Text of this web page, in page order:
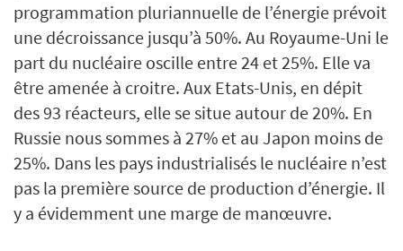
programmation pluriannuelle de l’énergie prévoit
une décroissance jusqu’à 50%. Au Royaume-Uni le
part du nucléaire oscille entre 24 et 25%. Elle va
être amenée à croitre. Aux Etats-Unis, en dépit
des 93 réacteurs, elle se situe autour de 20%. En
Russie nous sommes à 27% et au Japon moins de
25%. Dans les pays industrialisés le nucléaire n’est
pas la première source de production d’énergie. Il
y a évidemment une marge de manœuvre.